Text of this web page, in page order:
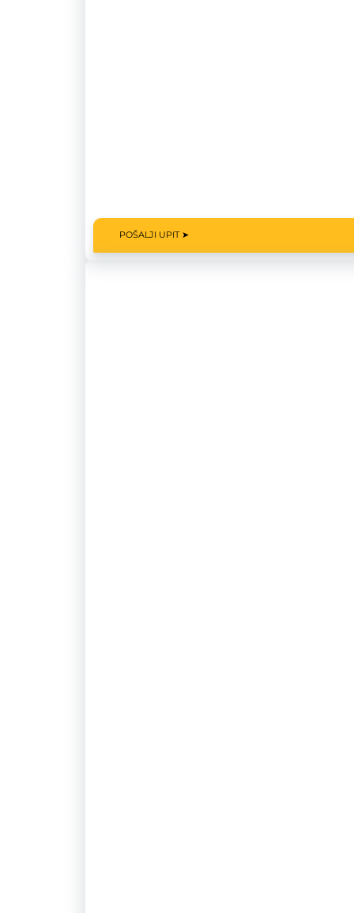
POŠALJI UPIT ➤